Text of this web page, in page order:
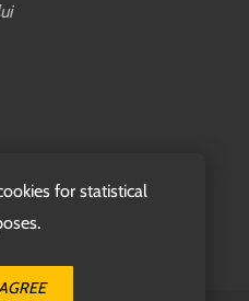
for statistical